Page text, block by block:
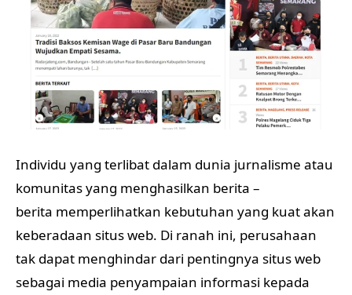
Individu yang terlibat dalam dunia jurnalisme atau
komunitas yang menghasilkan berita –
berita memperlihatkan kebutuhan yang kuat akan
keberadaan situs web. Di ranah ini, perusahaan
tak dapat menghindar dari pentingnya situs web
sebagai media penyampaian informasi kepada